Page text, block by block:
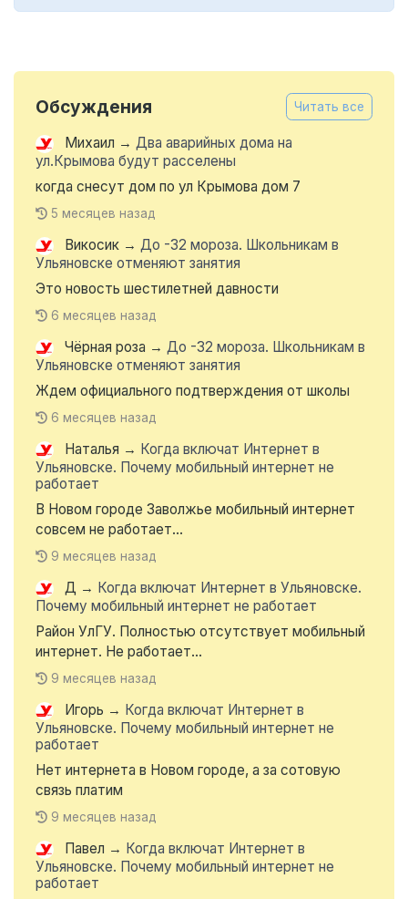
Обсуждения Читать все
Михаил → Два аварийных дома на
ул.Крымова будут расселены
когда снесут дом по ул Крымова дом 7
5 месяцев назад
Викосик → До -32 мороза. Школьникам в
Ульяновске отменяют занятия
Это новость шестилетней давности
6 месяцев назад
Чёрная роза → До -32 мороза. Школьникам в
Ульяновске отменяют занятия
Ждем официального подтверждения от школы
6 месяцев назад
Наталья → Когда включат Интернет в
Ульяновске. Почему мобильный интернет не
работает
В Новом городе Заволжье мобильный интернет
совсем не работает...
9 месяцев назад
Д → Когда включат Интернет в Ульяновске.
Почему мобильный интернет не работает
Район УлГУ. Полностью отсутствует мобильный
интернет. Не работает...
9 месяцев назад
Игорь → Когда включат Интернет в
Ульяновске. Почему мобильный интернет не
работает
Нет интернета в Новом городе, а за сотовую
связь платим
9 месяцев назад
Павел → Когда включат Интернет в
Ульяновске. Почему мобильный интернет не
работает